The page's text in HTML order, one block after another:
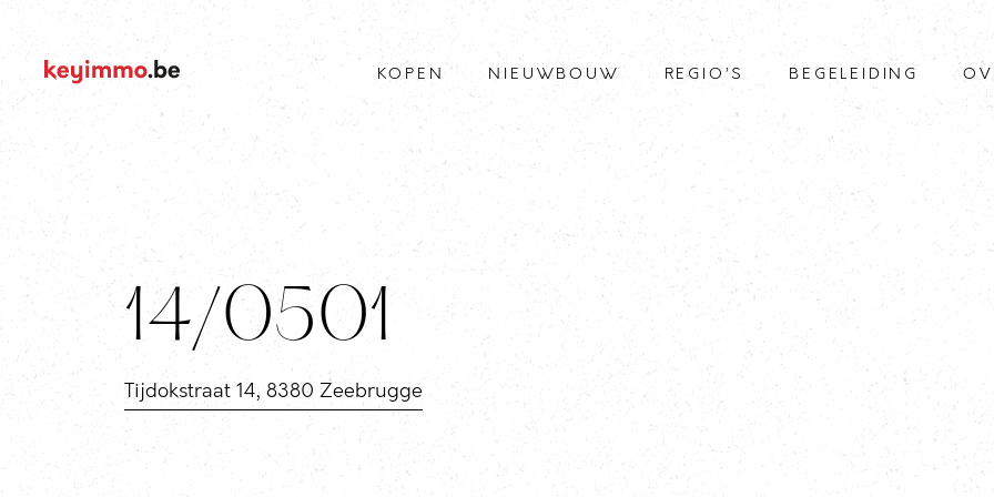
KOPEN NIEUWBOUW REGIO’S BEGELEIDING
14/0501
Tijdokstraat 14, 8380 Zeebrugge